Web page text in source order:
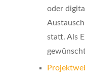
oder
statt. Als